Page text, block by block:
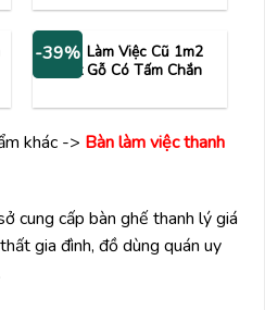
-39%Bàn Làm Việc Cũ 1m2
Mặt Gỗ Có Tấm Chắn
khác -> Bàn làm việc thanh
cung cấp bàn ghế thanh lý giá
gia đình, đồ dùng quán uy